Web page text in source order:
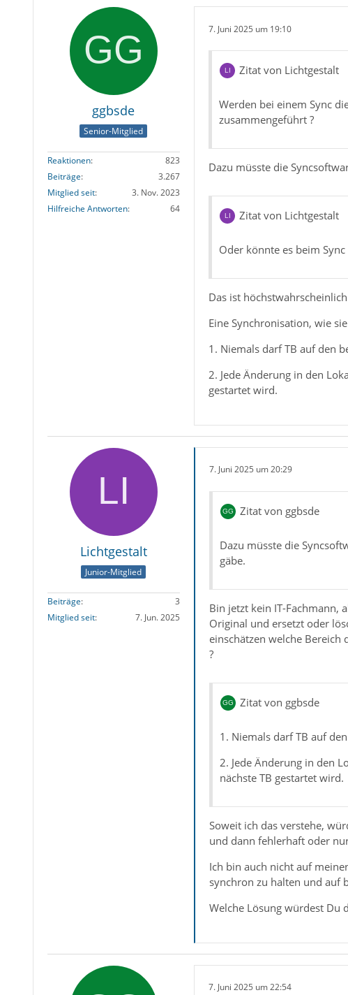
ggbsde
Senior-Mitglied
Reaktionen
823
Beiträge
3.267
Mitglied seit
3. Nov. 2023
Hilfreiche Antworten
64
7. Juni 2025 um 19:10
Zitat von Lichtgestalt
Werden bei einem Sync
zusammengeführt ?
Dazu müsste die
Zitat von Lichtgestalt
Oder könnte es beim
Das ist
Eine Synchronisation, wie
1. Niemals darf TB auf den
2. Jede Änderung in den
gestartet wird.
Lichtgestalt
Junior-Mitglied
Beiträge
3
Mitglied seit
7. Jun. 2025
7. Juni 2025 um 20:29
Zitat von ggbsde
Dazu müsste die
gäbe.
Bin jetzt kein IT-Fachmann,
Original und ersetzt oder
einschätzen welche
?
Zitat von ggbsde
1. Niemals darf TB auf
2. Jede Änderung in den
nächste TB gestartet wird.
Soweit ich das verstehe,
und dann fehlerhaft oder
Ich bin auch nicht auf
synchron zu halten und auf
Welche Lösung würdest Du
7. Juni 2025 um 22:54